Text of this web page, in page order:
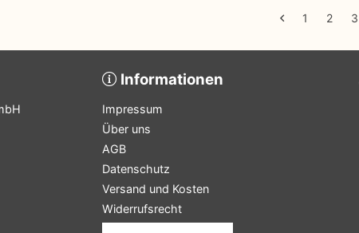
1 2 3
Informationen
Impressum
Über uns
AGB
Datenschutz
Versand und Kosten
Widerrufsrecht